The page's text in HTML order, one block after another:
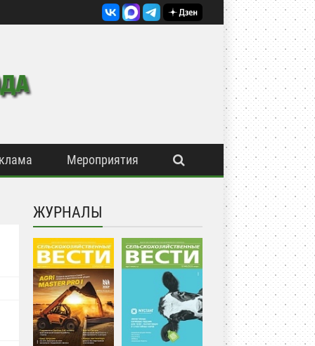
Мероприятия
ЖУРНАЛЫ